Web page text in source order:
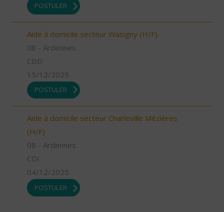
POSTULER
Aide à domicile secteur Wasigny (H/F)
08 - Ardennes
CDD
15/12/2025
POSTULER
Aide à domicile secteur Charleville Mézières
(H/F)
08 - Ardennes
CDI
04/12/2025
POSTULER